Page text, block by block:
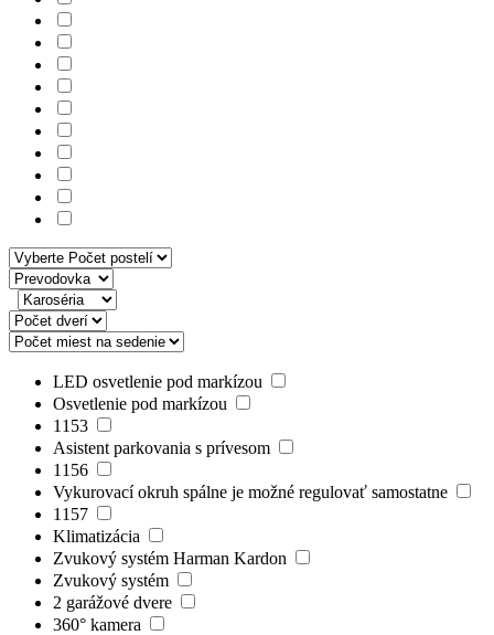
LED osvetlenie pod markízou
Osvetlenie pod markízou
1153
Asistent parkovania s prívesom
1156
Vykurovací okruh spálne je možné regulovať samostatne
1157
Klimatizácia
Zvukový systém Harman Kardon
Zvukový systém
2 garážové dvere
360° kamera